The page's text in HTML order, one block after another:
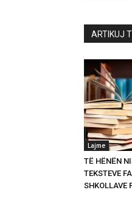
ARTIKUJ
Lajme
TË HËNËN
TEKSTEVE
SHKOLLAVE